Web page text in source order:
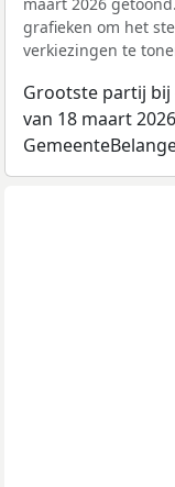
grafieken om het
verkiezingen te
Grootste partij bij
van 18 maart